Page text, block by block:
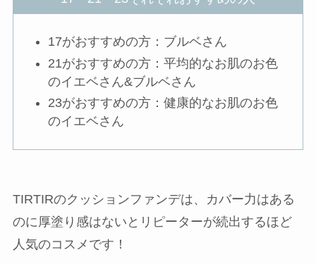
17がおすすめの方：ブルベさん
21がおすすめの方：平均的なお肌のお色
のイエベさん&ブルベさん
23がおすすめの方：健康的なお肌のお色
のイエベさん
TIRTIRのクッションファンデは、カバー力はある
のに厚塗り感はないとリピーターが続出するほど
人気のコスメです！